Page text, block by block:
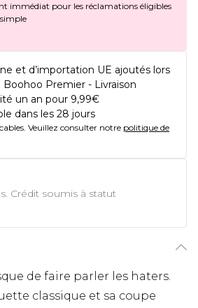
immédiat pour les réclamations éligibles
et d’importation UE ajoutés lors
Premier - Livraison
un an pour 9,99€
dans les 28 jours
Veuillez consulter notre politique de
Crédit soumis à statut
de faire parler les haters.
classique et sa coupe